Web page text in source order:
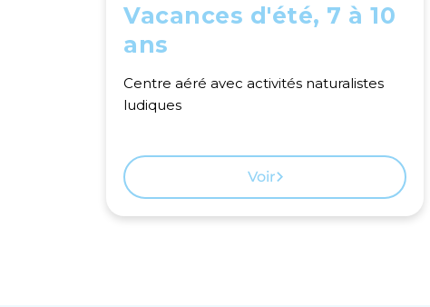
Vacances d'été, 7 à 10
ans
Centre aéré avec activités naturalistes
ludiques
Voir